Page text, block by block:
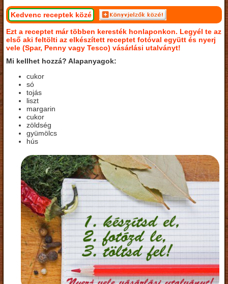
Kedvenc receptek közé
Ezt a receptet már többen keresték honlaponkon. Legyél te az
első aki feltölti az elkészített receptet fotóval együtt és nyerj
vele (Spar, Penny vagy Tesco) vásárlási utalványt!
Mi kellhet hozzá? Alapanyagok:
cukor
só
tojás
liszt
margarin
cukor
zöldség
gyümölcs
hús